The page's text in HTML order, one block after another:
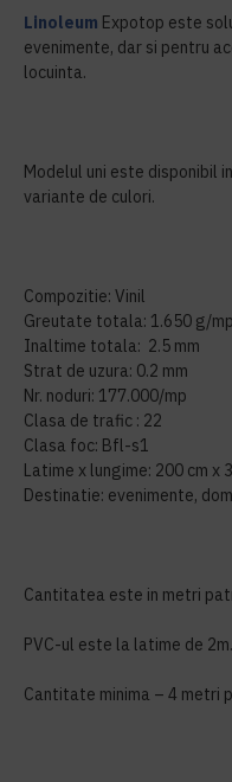
Linoleum Expotop este
evenimente, dar si pentru
locuinta.
Modelul uni este disponibil
variante de culori.
Compozitie: Vinil
Greutate totala: 1.650 g/mp
Inaltime totala: 2.5 mm
Strat de uzura: 0.2 mm
Nr. noduri: 177.000/mp
Clasa de trafic : 22
Clasa foc: Bfl-s1
Latime x lungime: 200 cm x
Destinatie: evenimente,
Cantitatea este in metri
PVC-ul este la latime de 2m.
Cantitate minima – 4 metri